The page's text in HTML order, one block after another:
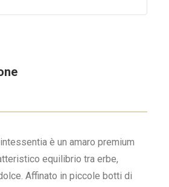
è un amaro premium
equilibrio tra erbe,
Affinato in piccole botti di